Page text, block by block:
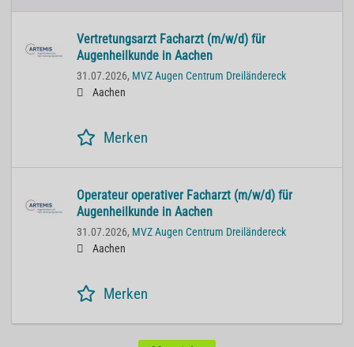
Vertretungsarzt Facharzt (m/w/d) für
Augenheilkunde in Aachen
31.07.2026, MVZ Augen Centrum Dreiländereck
Aachen
Merken
Operateur operativer Facharzt (m/w/d) für
Augenheilkunde in Aachen
31.07.2026, MVZ Augen Centrum Dreiländereck
Aachen
Merken